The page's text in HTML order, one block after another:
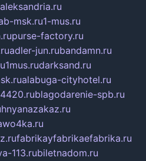
msk.ru1-mus.ru
purse-factory.ru
adler-jun.rubandamn.ru
1mus.rudarksand.ru
alabuga-cityhotel.ru
blagodarenie-spb.ru
fabrikayfabrikaefabrika.ru
113.rubiletnadom.ru